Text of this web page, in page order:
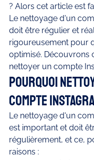
? Alors cet article est
Le nettoyage d'un
doit être régulier et
rigoureusement pour
optimisé. Découvrons
nettoyer un compte
Pourquoi
compte
Le nettoyage d'un
est important et doit
régulièrement, et ce,
raisons :